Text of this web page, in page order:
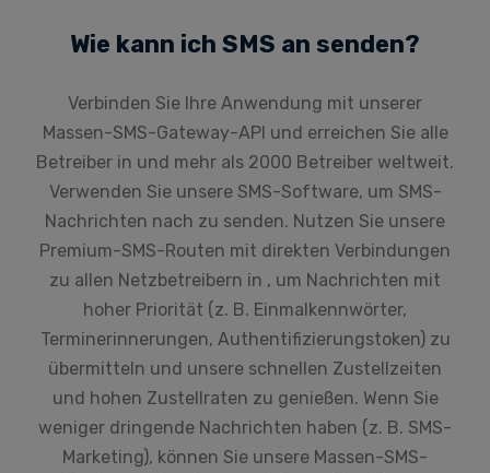
Wie kann ich SMS an senden?
Verbinden Sie Ihre Anwendung mit unserer
Massen-SMS-Gateway-API und erreichen Sie alle
Betreiber in und mehr als 2000 Betreiber weltweit.
Verwenden Sie unsere SMS-Software, um SMS-
Nachrichten nach zu senden. Nutzen Sie unsere
Premium-SMS-Routen mit direkten Verbindungen
zu allen Netzbetreibern in , um Nachrichten mit
hoher Priorität (z. B. Einmalkennwörter,
Terminerinnerungen, Authentifizierungstoken) zu
übermitteln und unsere schnellen Zustellzeiten
und hohen Zustellraten zu genießen. Wenn Sie
weniger dringende Nachrichten haben (z. B. SMS-
Marketing), können Sie unsere Massen-SMS-